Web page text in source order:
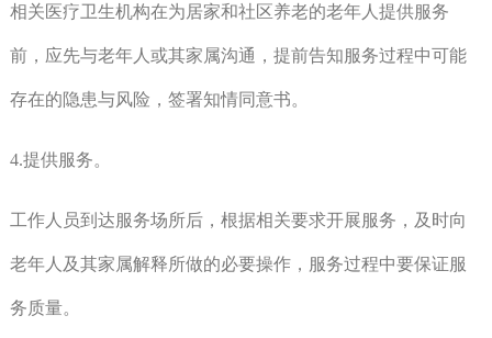
相关医疗卫生机构在为居家和社区养老的老年人提供服务
前，应先与老年人或其家属沟通，提前告知服务过程中可能
存在的隐患与风险，签署知情同意书。
4.提供服务。
工作人员到达服务场所后，根据相关要求开展服务，及时向
老年人及其家属解释所做的必要操作，服务过程中要保证服
务质量。